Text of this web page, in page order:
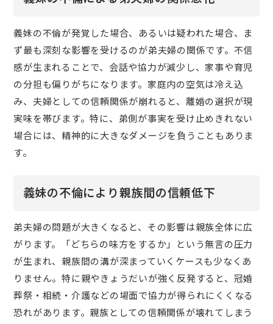
義妹の不倫が発覚した場合、あるいは疑われた場合、ま
ず最も深刻な影響を受けるのが弟夫婦の関係です。不信
感が生まれることで、会話や協力が減少し、家事や育児
の分担も偏りがちになります。家庭内の空気は冷え込
み、夫婦としての信頼関係が崩れると、離婚の選択が現
実味を帯びます。特に、弟側が事実を受け止めきれない
場合には、精神的に大きなダメージを負うこともありま
す。
義妹の不倫により親族間の信頼低下
弟夫婦の問題が大きくなると、その影響は親族全体に広
がります。「どちらの味方をするか」という無言の圧力
が生まれ、親族間の溝が深まっていくケースも少なくあ
りません。特に親やきょうだいが強く反発すると、冠婚
葬祭・相続・介護などの場面で協力が得られにくくなる
恐れがあります。親族としての信頼関係が壊れてしまう